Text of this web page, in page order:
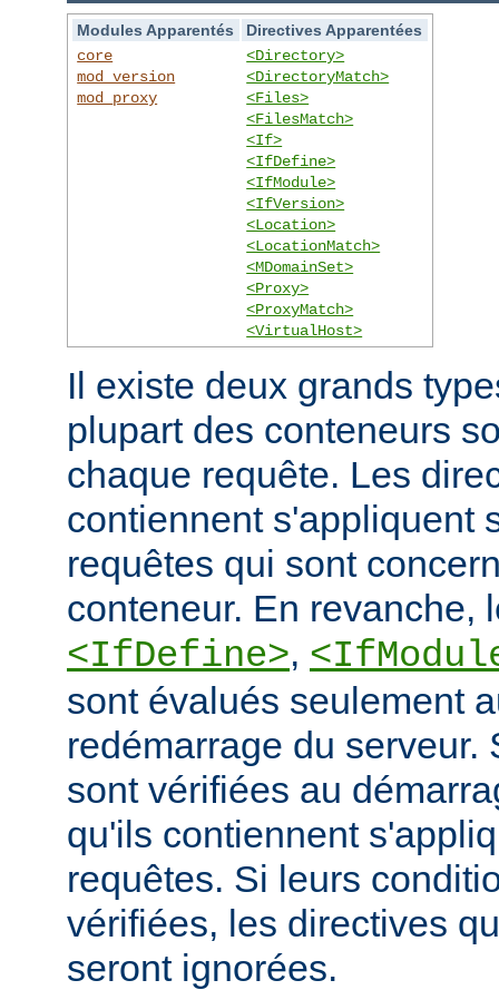
Modules Apparentés
Directives Apparentées
core
mod_version
mod_proxy
<Directory>
<DirectoryMatch>
<Files>
<FilesMatch>
<If>
<IfDefine>
<IfModule>
<IfVersion>
<Location>
<LocationMatch>
<MDomainSet>
<Proxy>
<ProxyMatch>
<VirtualHost>
Il existe deux grands
plupart des conteneurs
chaque requête. Les
contiennent s'appliquent
requêtes qui sont
conteneur. En revanche,
<IfDefine>,
sont évalués seulement
redémarrage du serveur.
sont vérifiées au
qu'ils contiennent
requêtes. Si leurs
vérifiées, les directives
seront ignorées.